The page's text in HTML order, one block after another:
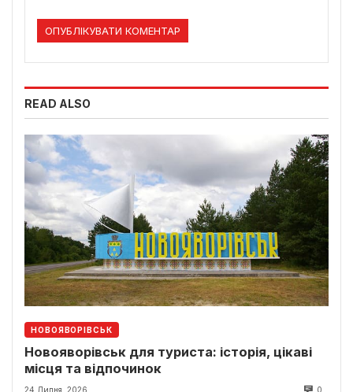
READ ALSO
НОВОЯВОРІВСЬК
Новояворівськ для туриста: історія, цікаві
місця та відпочинок
24 Липня, 2026 0